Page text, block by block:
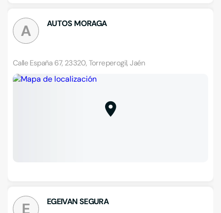
A AUTOS MORAGA
Calle España 67, 23320, Torreperogil, Jaén
E EGEIVAN SEGURA